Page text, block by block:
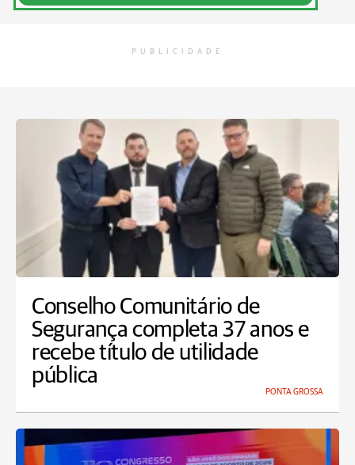
PUBLICIDADE
Conselho Comunitário de
Segurança completa 37 anos e
recebe título de utilidade
pública
PONTA GROSSA